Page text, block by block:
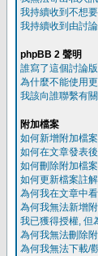
我持續收到不想
我持續收到由討
phpBB 2 聲明
誰寫了這個討論
為什麼不能使用
我該向誰聯繫有
附加檔案
如何新增附加檔
如何在文章發表
如何刪除附加檔
如何更新檔案註
為何我在文章中
為何我無法新增
我已獲得授權, 但
為何我無法刪除
為何我無法下載/